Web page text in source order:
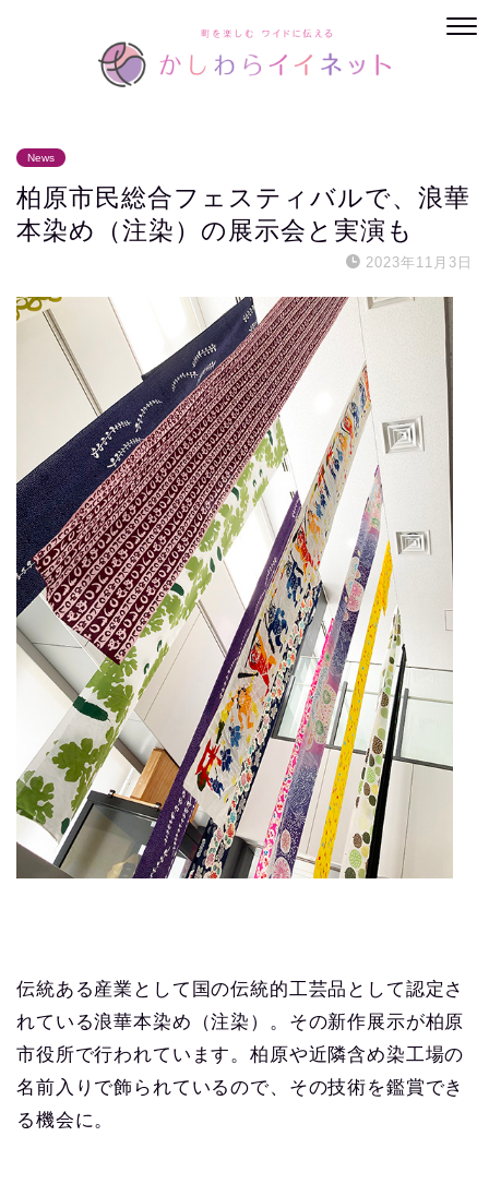
News
柏原市民総合フェスティバルで、浪華
本染め（注染）の展示会と実演も
2023年11月3日
伝統ある産業として国の伝統的工芸品として認定さ
れている浪華本染め（注染）。その新作展示が柏原
市役所で行われています。柏原や近隣含め染工場の
名前入りで飾られているので、その技術を鑑賞でき
る機会に。